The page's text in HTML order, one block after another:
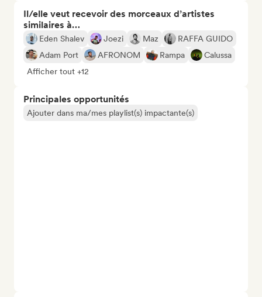
Il/elle veut recevoir des morceaux d’artistes
similaires à…
Eden Shalev Joezi Maz
RAFFA GUIDO
Adam Port
AFRONOM Rampa
Calussa
Afficher tout +12
Principales opportunités
Ajouter dans ma/mes playlist(s) impactante(s)